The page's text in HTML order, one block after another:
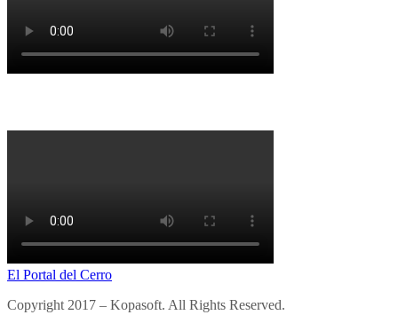
El Portal del Cerro
Copyright 2017 – Kopasoft. All Rights Reserved.